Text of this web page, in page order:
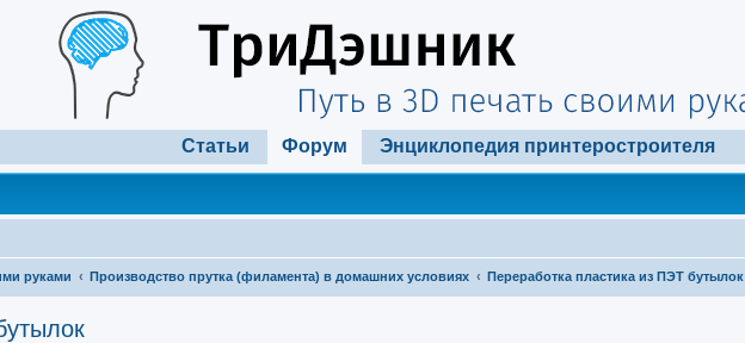
Статьи Форум Энциклопедия принтеростроителя
руками Производство прутка (филамента) в домашних условиях Переработка пластика из ПЭТ бутылок